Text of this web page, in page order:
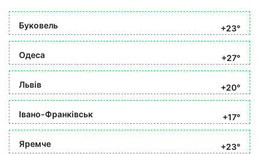
Буковель +23°
Одеса +27°
Львів +20°
Івано-Франківськ +17°
Яремче +23°